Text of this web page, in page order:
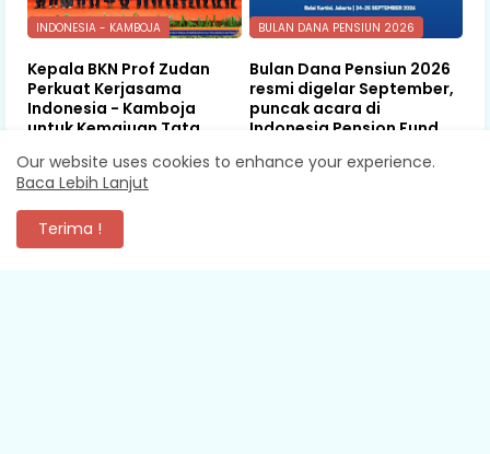
INDONESIA - KAMBOJA
Kepala BKN Prof Zudan
Perkuat Kerjasama
Indonesia - Kamboja
untuk Kemajuan Tata
August 06, 2026
BULAN DANA PENSIUN 2026
Bulan Dana Pensiun 2026
resmi digelar September,
puncak acara di
Indonesia Pension Fund
Our website uses cookies to enhance your experience.
Baca Lebih Lanjut
Terima !